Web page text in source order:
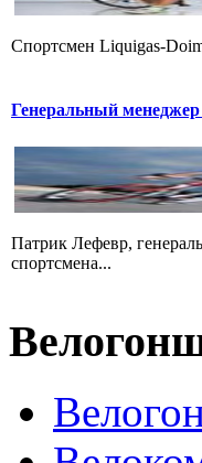
Cпортсмен Liquigas-
Генеральный менеджер
Патрик Лефевр,
спортсмена...